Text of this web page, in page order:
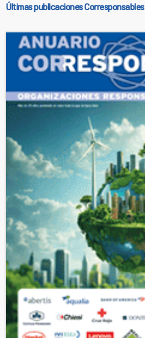
Últimas publicaciones Corresponsables